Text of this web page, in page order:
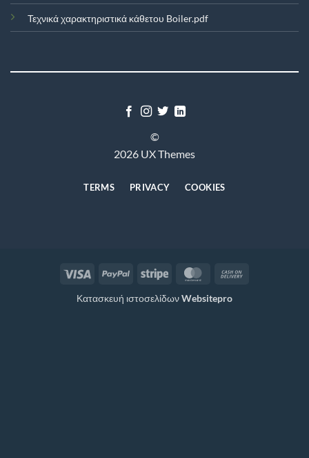
Τεχνικά χαρακτηριστικά κάθετου Boiler.pdf
©
2026 UX Themes
TERMS PRIVACY COOKIES
Visa PayPal Stripe MasterCard
Κατασκευή ιστοσελίδωνWebsitepro